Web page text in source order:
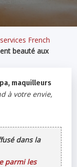
French
beauté aux
maquilleurs
à votre envie,
dans la
parmi les